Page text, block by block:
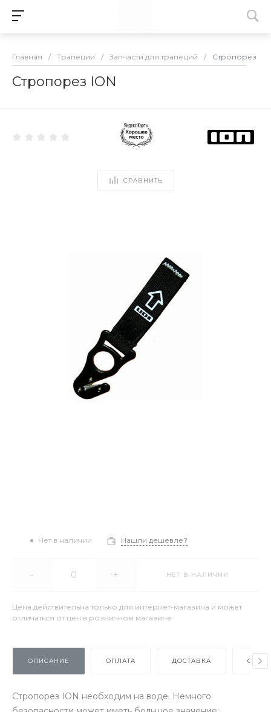
Главная / Трапеции / Запчасти для трапеций / Стропорез
Стропорез ION
СРАВНИТЬ
Нет в наличии Нашли дешевле?
- + НЕТ В НАЛИЧИИ
Цена действительна только для интернет-магазина и может
отличаться от цен в розничном магазине
ОПИСАНИЕ ОПЛАТА ДОСТАВКА
Стропорез ION необходим на воде. Немного